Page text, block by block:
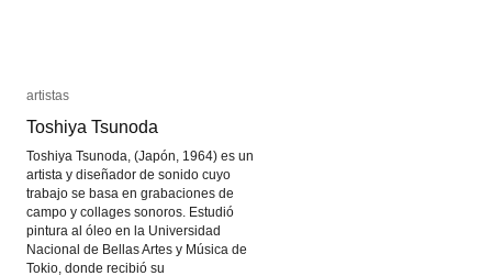
artistas
Toshiya Tsunoda
Toshiya Tsunoda, (Japón, 1964) es un
artista y diseñador de sonido cuyo
trabajo se basa en grabaciones de
campo y collages sonoros. Estudió
pintura al óleo en la Universidad
Nacional de Bellas Artes y Música de
Tokio, donde recibió su
artistas
Toshiya Tsunoda